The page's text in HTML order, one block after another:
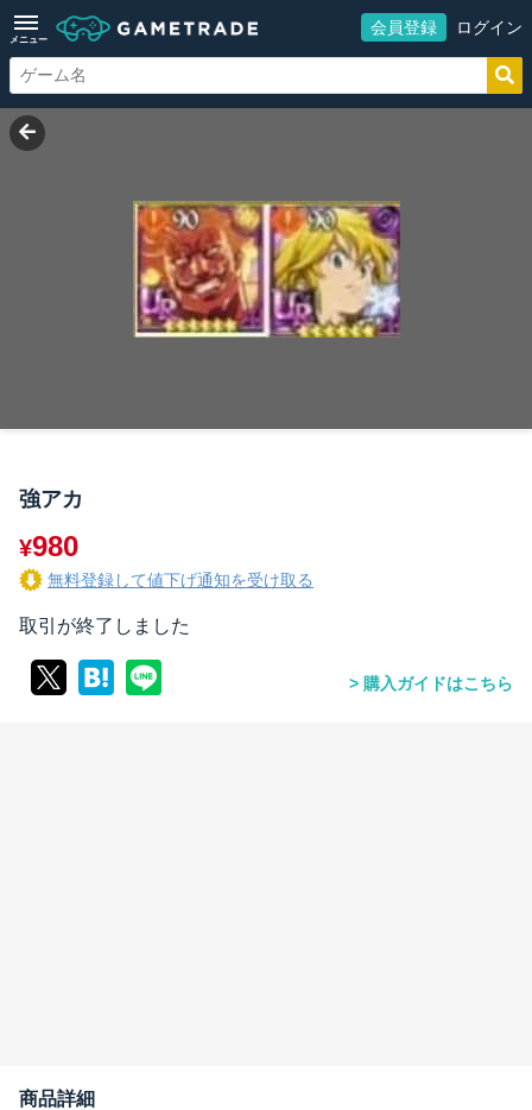
メニュー
会員登録 ログイン
強アカ
¥980
無料登録して値下げ通知を受け取る
取引が終了しました
購入ガイドはこちら
商品詳細